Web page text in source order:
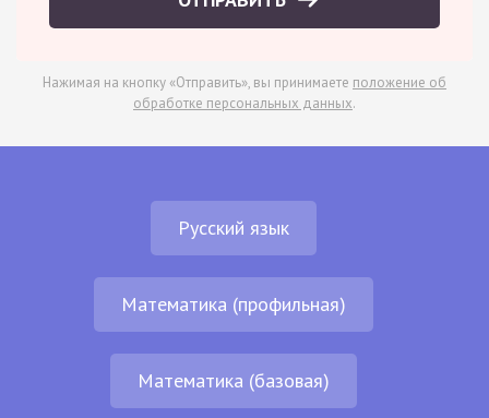
Нажимая на кнопку «Отправить», вы принимаете положение об
обработке персональных данных.
Русский язык
Математика (профильная)
Математика (базовая)